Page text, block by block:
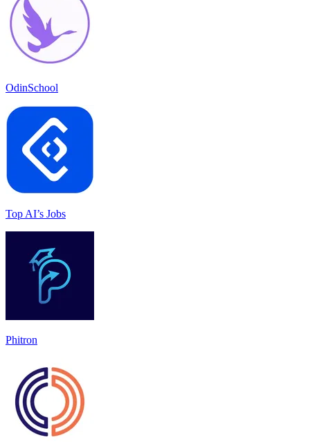
OdinSchool
Top AI’s Jobs
Phitron